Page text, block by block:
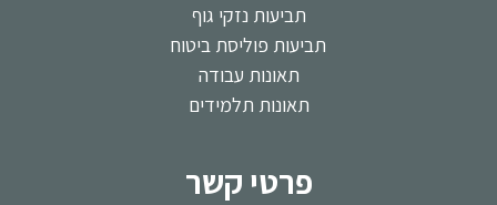
תביעות נזקי גוף
תביעות פוליסת ביטוח
תאונות עבודה
תאונות תלמידים
פרטי קשר